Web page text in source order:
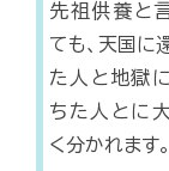
先祖供養と
ても、天国に
た人と地獄
ちた人とに
く分かれます。